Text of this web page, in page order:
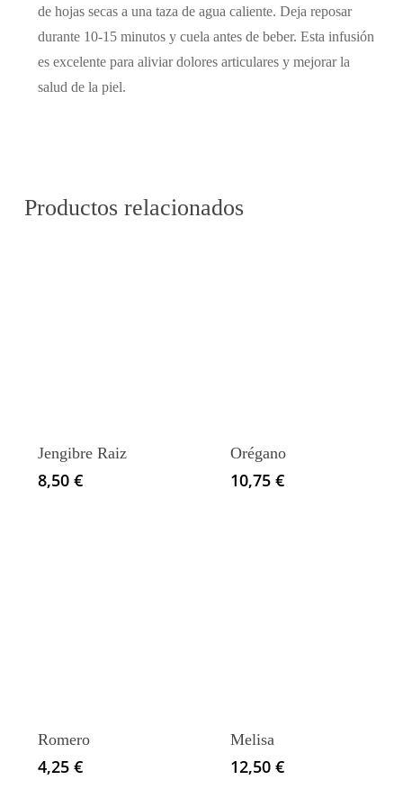
de hojas secas a una taza de agua caliente. Deja reposar
durante 10-15 minutos y cuela antes de beber. Esta infusión
es excelente para aliviar dolores articulares y mejorar la
salud de la piel.
Productos relacionados
Jengibre Raiz
8,50 €
Orégano
10,75 €
Romero
4,25 €
Melisa
12,50 €